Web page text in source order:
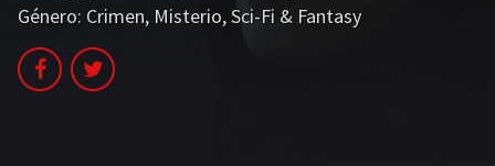
Género: Crimen, Misterio,Sci-Fi & Fantasy